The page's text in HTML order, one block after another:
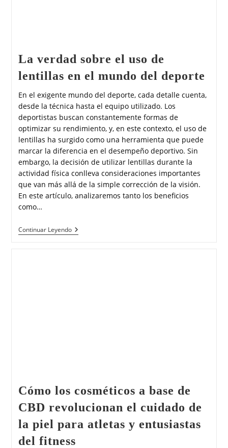
La verdad sobre el uso de
lentillas en el mundo del deporte
En el exigente mundo del deporte, cada detalle cuenta,
desde la técnica hasta el equipo utilizado. Los
deportistas buscan constantemente formas de
optimizar su rendimiento, y, en este contexto, el uso de
lentillas ha surgido como una herramienta que puede
marcar la diferencia en el desempeño deportivo. Sin
embargo, la decisión de utilizar lentillas durante la
actividad física conlleva consideraciones importantes
que van más allá de la simple corrección de la visión.
En este artículo, analizaremos tanto los beneficios
como…
Continuar Leyendo
Cómo los cosméticos a base de
CBD revolucionan el cuidado de
la piel para atletas y entusiastas
del fitness